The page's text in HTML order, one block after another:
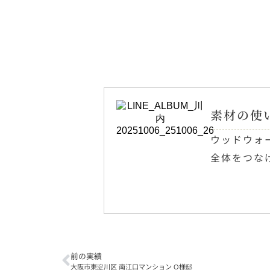
素材の使
ウッドウォ
全体をつな
前の実績
大阪市東淀川区 南江口マンション О様邸